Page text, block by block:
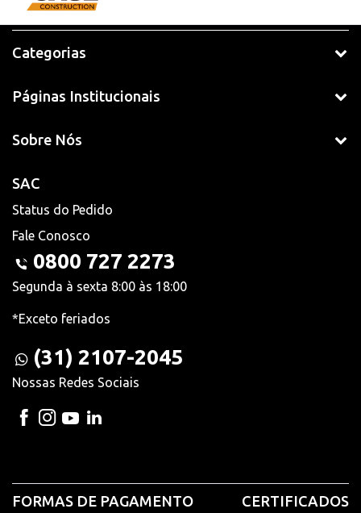
Categorias
Páginas Institucionais
Sobre Nós
SAC
Status do Pedido
Fale Conosco
0800 727 2273
Segunda à sexta 8:00 às 18:00
*Exceto feriados
(31) 2107-2045
Nossas Redes Sociais
FORMAS DE PAGAMENTO CERTIFICADOS